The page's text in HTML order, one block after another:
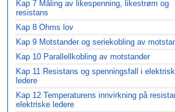
Kap 7 Måling av likespenning, likestrøm og
resistans
Kap 8 Ohms lov
Kap 9 Motstander og seriekobling av
Kap 10 Parallellkobling av motstander
Kap 11 Resistans og spenningsfall i
ledere
Kap 12 Temperaturens innvirkning på
elektriske ledere